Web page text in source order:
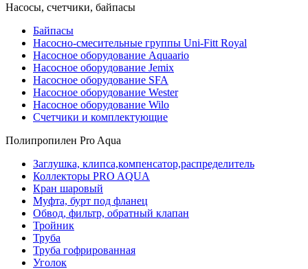
Насосы, счетчики, байпасы
Байпасы
Насосно-смесительные группы Uni-Fitt Royal
Насосное оборудование Aquaario
Насосное оборудование Jemix
Насосное оборудование SFA
Насосное оборудование Wester
Насосное оборудование Wilo
Счетчики и комплектующие
Полипропилен Pro Aqua
Заглушка, клипса,компенсатор,распределитель
Коллекторы PRO AQUA
Кран шаровый
Муфта, бурт под фланец
Обвод, фильтр, обратный клапан
Тройник
Труба
Труба гофрированная
Уголок